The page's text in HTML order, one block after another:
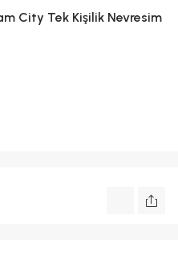
City Tek Kişilik Nevresim